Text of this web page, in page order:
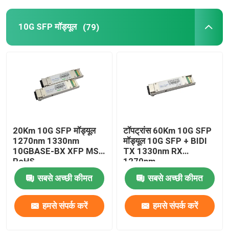
10G SFP मॉड्यूल (79)
20Km 10G SFP मॉड्यूल
1270nm 1330nm
10GBASE-BX XFP MSA
RoHS
सबसे अच्छी कीमत
हमसे संपर्क करें
टॉपट्रांस 60Km 10G SFP
मॉड्यूल 10G SFP + BIDI
TX 1330nm RX
1270nm
सबसे अच्छी कीमत
हमसे संपर्क करें